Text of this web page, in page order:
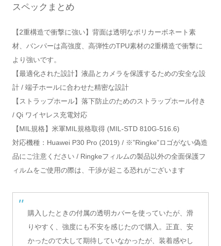
スペックまとめ
【2重構造で衝撃に強い】背面は透明なポリカーボネート素
材、バンパーは高強度、高弾性のTPU素材の2重構造で衝撃に
より強いです。
【最適化された設計】液晶とカメラを保護するための安全な設
計 / 端子ホールに合わせた精密な設計
【ストラップホール】落下防止のためのストラップホール付き
/ Qi ワイヤレス充電対応
【MIL規格】米軍MIL規格取得 (MIL-STD 810G-516.6)
対応機種：Huawei P30 Pro (2019) / ※”Ringke”ロゴがない偽造
品にご注意ください / Ringkeフィルムの製品以外の全面保護フ
ィルムをご使用の際は、干渉が起こる恐れがございます
購入したときの付属の透明カバーを使っていたが、滑
りやすく、強度にも不安を感じたので購入。正直、安
かったので大して期待していなかったが、装着感やし